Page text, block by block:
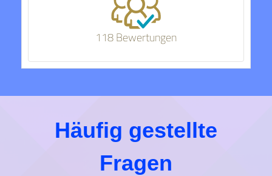
118 Bewertungen
Häufig gestellte
Fragen